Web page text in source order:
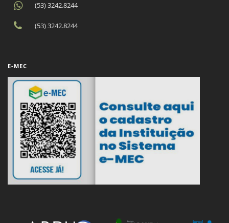
(53) 3242.8244
(53) 3242.8244
E-MEC